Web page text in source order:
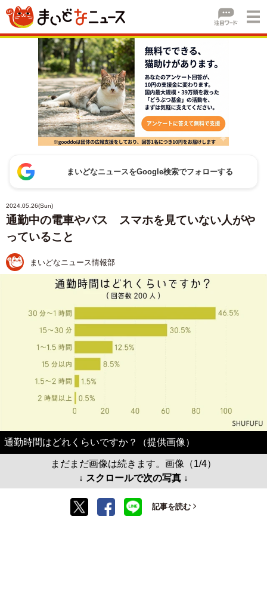
まいどなニュースをGoogle検索でフォローする
2024.05.26(Sun)
通勤中の電車やバス スマホを見ていない人がや
っていること
まいどなニュース情報部
通勤時間はどれくらいですか？（提供画像）
まだまだ画像は続きます。画像（1/4）
↓ スクロールで次の写真 ↓
記事を読む